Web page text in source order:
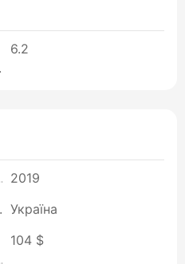
6.2
2019
Україна
104 $